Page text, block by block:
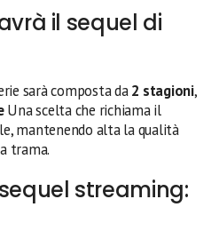
il sequel di
sarà composta da2 stagioni,
Una scelta che richiama il
mantenendo alta la qualità
trama.
streaming: